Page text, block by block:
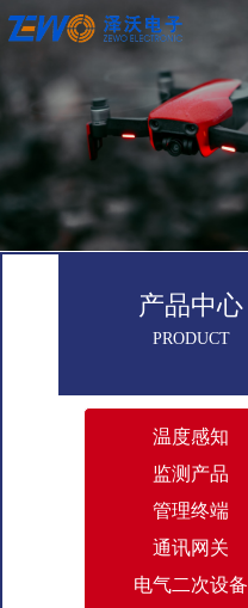
PRODUCT
温度感知
监测产品
管理终端
通讯网关
电气二次设备
产品中心